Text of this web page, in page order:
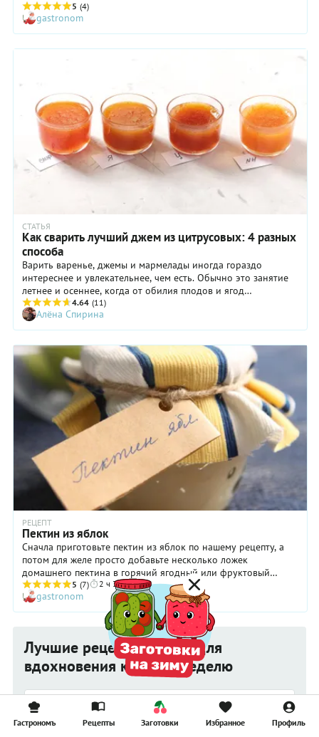
Государственного университета «Дубна» совместно с
другими российскими учеными. По словам авторов, продукт,
получаемый по их технологии, не имеет аналогов по
эффективности и может быть применим для профилактики и
этого препарата рассказывает профессор Государственного
5 (4)
gastronom
СТАТЬЯ
Как сварить лучший джем из цитрусовых: 4 разных
способа
Варить варенье, джемы и мармелады иногда гораздо
интереснее и увлекательнее, чем есть. Обычно это занятие
летнее и осеннее, когда от обилия плодов и ягод
разбегаются глаза. Зимой наступает затишье, но если хочется
размяться, можно поэкспериментировать с цитрусовыми.
Благо, зимой их много разных.
4.64 (11)
Алёна Спирина
РЕЦЕПТ
Пектин из яблок
Сначла приготовьте пектин из яблок по нашему рецепту, а
потом для желе просто добавьте несколько ложек
домашнего пектина в горячий ягодный или фруктовый
отвар. Дайте остыть до комнатной температуры, затем
разложите по формочкам и поставьте в холодильник.
5 (7) 2 ч 30 мин
gastronom
Лучшие рецепты и идеи для
вдохновения каждую неделю
Гастрономъ Рецепты Заготовки Избранное Профиль